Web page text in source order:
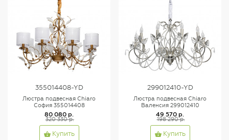
355014408-YD
Люстра подвесная Chiaro
София 355014408
80 080 р.
320 330 р.
Купить
299012410-YD
Люстра подвесная Chiaro
Валенсия 299012410
49 570 р.
198 290 р.
Купить